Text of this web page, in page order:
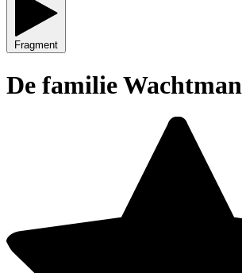
Fragment
De familie Wachtman